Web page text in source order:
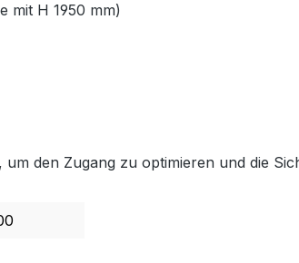
mit H 1950 mm)
den Zugang zu optimieren und die